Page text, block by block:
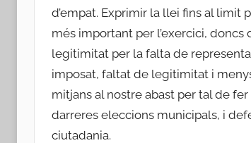
d’empat. Exprimir la llei fins al limit
més important per l’exercici, doncs
legitimitat per la falta de
imposat, faltat de legitimitat i
mitjans al nostre abast per tal de
darreres eleccions municipals, i
ciutadania.